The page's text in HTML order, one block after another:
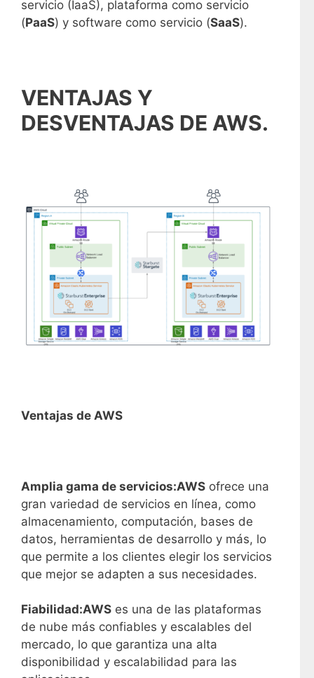
servicio (IaaS), plataforma como servicio
(PaaS) y software como servicio (SaaS).
VENTAJAS Y
DESVENTAJAS DE AWS.
Ventajas de AWS
Amplia gama de servicios:AWS ofrece una
gran variedad de servicios en línea, como
almacenamiento, computación, bases de
datos, herramientas de desarrollo y más, lo
que permite a los clientes elegir los servicios
que mejor se adapten a sus necesidades.
Fiabilidad:AWS es una de las plataformas
de nube más confiables y escalables del
mercado, lo que garantiza una alta
disponibilidad y escalabilidad para las